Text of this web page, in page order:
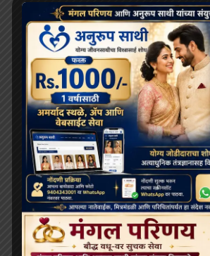
दलाई लामा लद्दाख लौटे, भारत के हिमालयी
मज़बूत किया
ARCHIVES
July 2026
June 2026
May 2026
April 2026
February 2026